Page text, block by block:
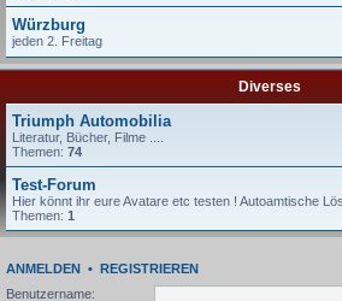
Würzburg
jeden 2. Freitag
Diverses
Triumph Automobilia
Literatur, Bücher, Filme ....
Themen: 74
Test-Forum
Hier könnt ihr eure Avatare etc testen ! Autoamtische
Themen: 1
ANMELDEN • REGISTRIEREN
Benutzername: